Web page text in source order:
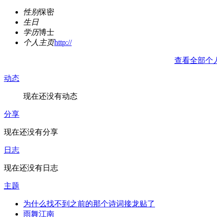
性别保密
生日
学历博士
个人主页http://
查看全部个
动态
现在还没有动态
分享
现在还没有分享
日志
现在还没有日志
主题
为什么找不到之前的那个诗词接龙贴了
雨舞江南